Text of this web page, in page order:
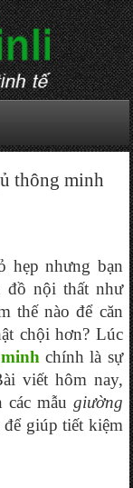
thông minh
hẹp nhưng bạn
đồ nội thất như
thế nào để căn
chội hơn? Lúc
chính là sự
mẫu giường
để giúp tiết kiệm